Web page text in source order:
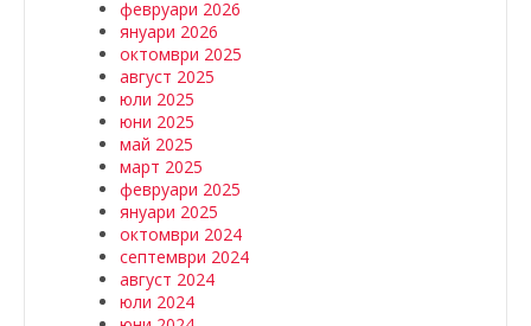
февруари 2026
януари 2026
октомври 2025
август 2025
юли 2025
юни 2025
май 2025
март 2025
февруари 2025
януари 2025
октомври 2024
септември 2024
август 2024
юли 2024